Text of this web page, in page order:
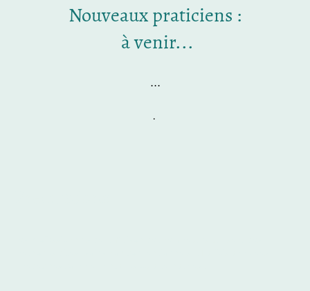
Nouveaux praticiens :
à venir...
...
.